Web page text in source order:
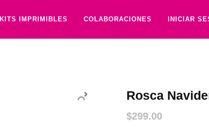
KITS IMPRIMIBLES COLABORACIONES INICIAR
Rosca
$299.00